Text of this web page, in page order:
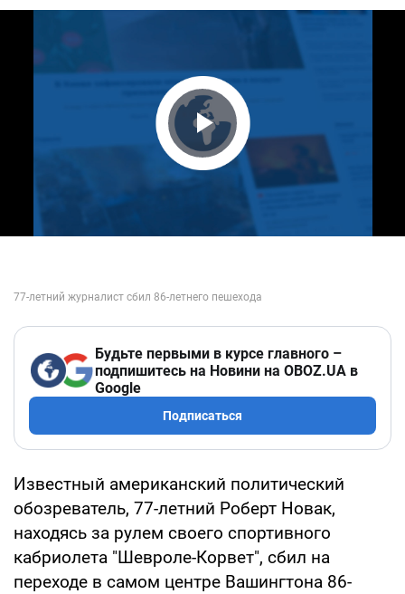
Play Video
Будьте первыми в курсе главного –
подпишитесь на Новини на OBOZ.UA в
Google
Подписаться
Известный американский политический
обозреватель, 77-летний Роберт Новак,
находясь за рулем своего спортивного
кабриолета "Шевроле-Корвет", сбил на
переходе в самом центре Вашингтона 86-